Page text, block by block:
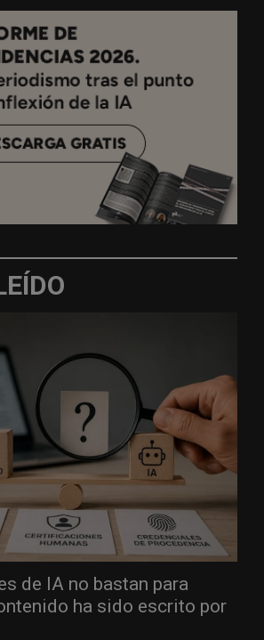
de IA no bastan para
ha sido escrito por